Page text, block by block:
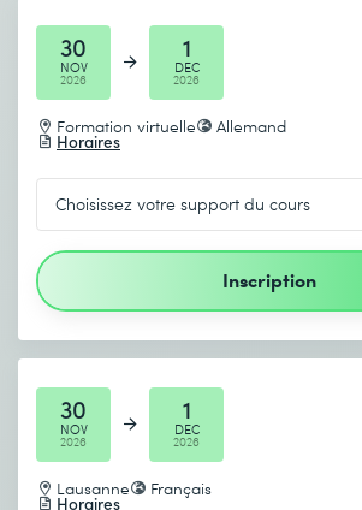
30
NOV
2026
1
DEC
2026
Formation virtuelle Allemand
Horaires
Inscription
30
NOV
2026
1
DEC
2026
Lausanne Français
Horaires